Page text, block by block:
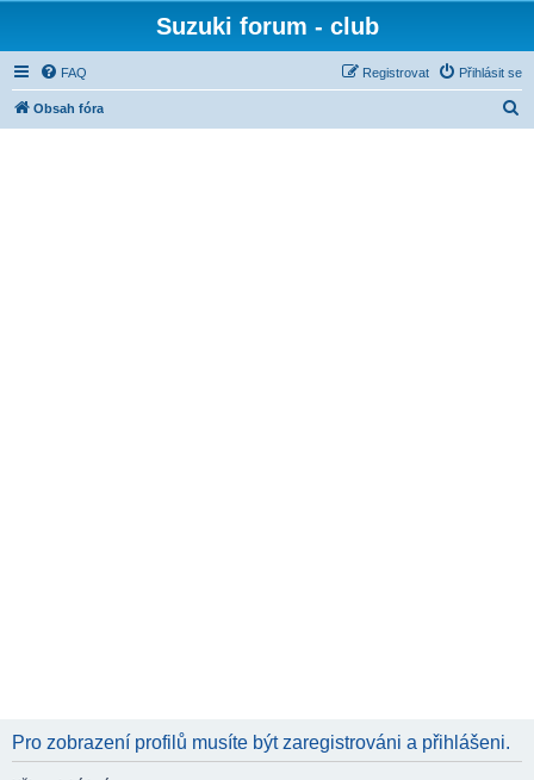
Suzuki forum - club
FAQ Přihlásit se
Registrovat
Obsah fóra
Pro zobrazení profilů musíte být zaregistrováni a přihlášeni.